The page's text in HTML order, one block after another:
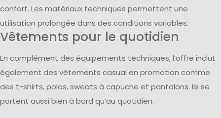
confort. Les matériaux techniques permettent une
utilisation prolongée dans des conditions variables.
Vêtements pour le quotidien
En complément des équipements techniques, l’offre inclut
également des vêtements casual en promotion comme
des t-shirts, polos, sweats à capuche et pantalons. Ils se
portent aussi bien à bord qu’au quotidien.